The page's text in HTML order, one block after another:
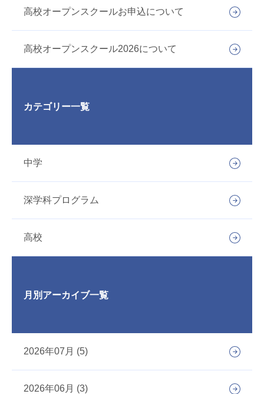
高校オープンスクールお申込について
高校オープンスクール2026について
カテゴリー一覧
中学
深学科プログラム
高校
月別アーカイブ一覧
2026年07月 (5)
2026年06月 (3)